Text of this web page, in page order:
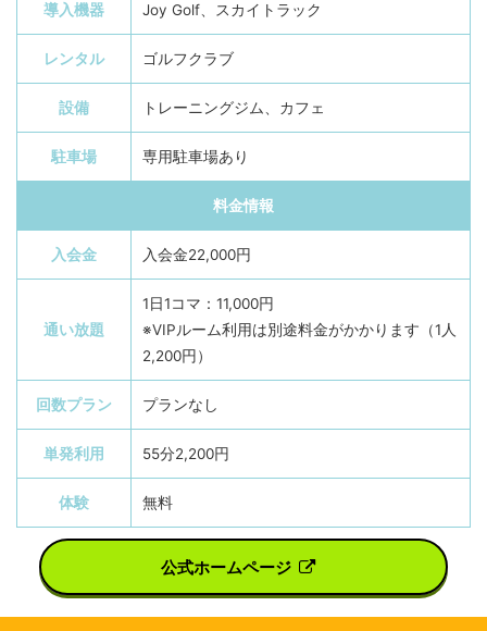
導入機器 Joy Golf、スカイトラック
レンタル ゴルフクラブ
設備 トレーニングジム、カフェ
駐車場 専用駐車場あり
料金情報
入会金 入会金22,000円
通い放題
1日1コマ：11,000円
※VIPルーム利用は別途料金がかかります（1人
2,200円）
回数プラン プランなし
単発利用 55分2,200円
体験 無料
公式ホームページ